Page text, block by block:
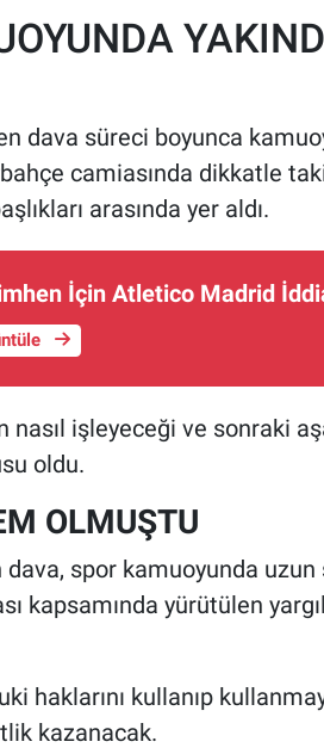
dava süreci boyunca
camiasında dikkatle
arasında yer aldı.
İçin Atletico Madrid
nasıl işleyeceği ve sonraki
oldu.
OLMUŞTU
spor kamuoyunda uzun
kapsamında yürütülen
haklarını kullanıp
kazanacak.